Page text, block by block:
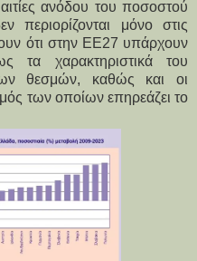
ανόδου του ποσοστού
μόνο στις
ότι στην ΕΕ27 υπάρχουν
τα χαρακτηριστικά του
θεσμών, καθώς και οι
των οποίων επηρεάζει το